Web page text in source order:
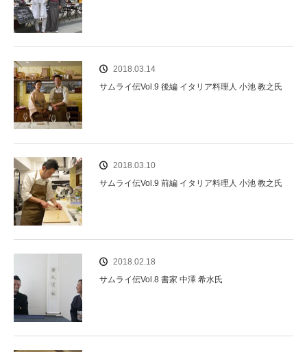
2018.03.14
サムライ伝Vol.9 後編 イタリア料理人 小池 教之氏
2018.03.10
サムライ伝Vol.9 前編 イタリア料理人 小池 教之氏
2018.02.18
サムライ伝Vol.8 書家 中澤 希水氏